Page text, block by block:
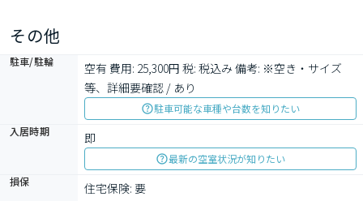
その他
駐車/駐輪
空有 費用: 25,300円 税: 税込み 備考: ※空き・サイズ
等、詳細要確認 / あり
駐車可能な車種や台数を知りたい
入居時期
即
最新の空室状況が知りたい
損保
住宅保険: 要